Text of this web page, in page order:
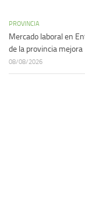
PROVINCIA
Mercado laboral en
de la provincia mejora
08/08/2026